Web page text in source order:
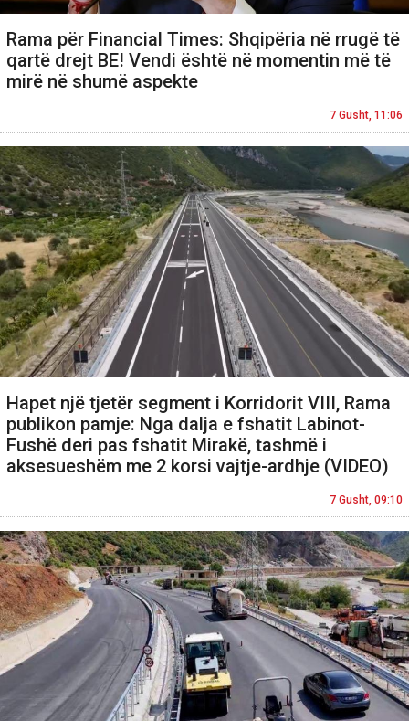
Rama për Financial Times: Shqipëria në rrugë të
qartë drejt BE! Vendi është në momentin më të
mirë në shumë aspekte
7 Gusht, 11:06
Hapet një tjetër segment i Korridorit VIII, Rama
publikon pamje: Nga dalja e fshatit Labinot-
Fushë deri pas fshatit Mirakë, tashmë i
aksesueshëm me 2 korsi vajtje-ardhje (VIDEO)
7 Gusht, 09:10